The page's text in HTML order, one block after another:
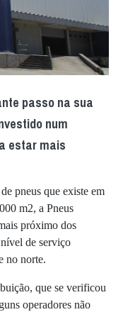
passo na sua
num
estar mais
pneus que existe em
m2, a Pneus
próximo dos
de serviço
no norte.
que se verificou
operadores não